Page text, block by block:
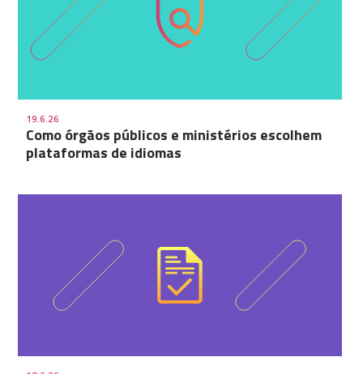
19.6.26
Como órgãos públicos e ministérios escolhem
plataformas de idiomas